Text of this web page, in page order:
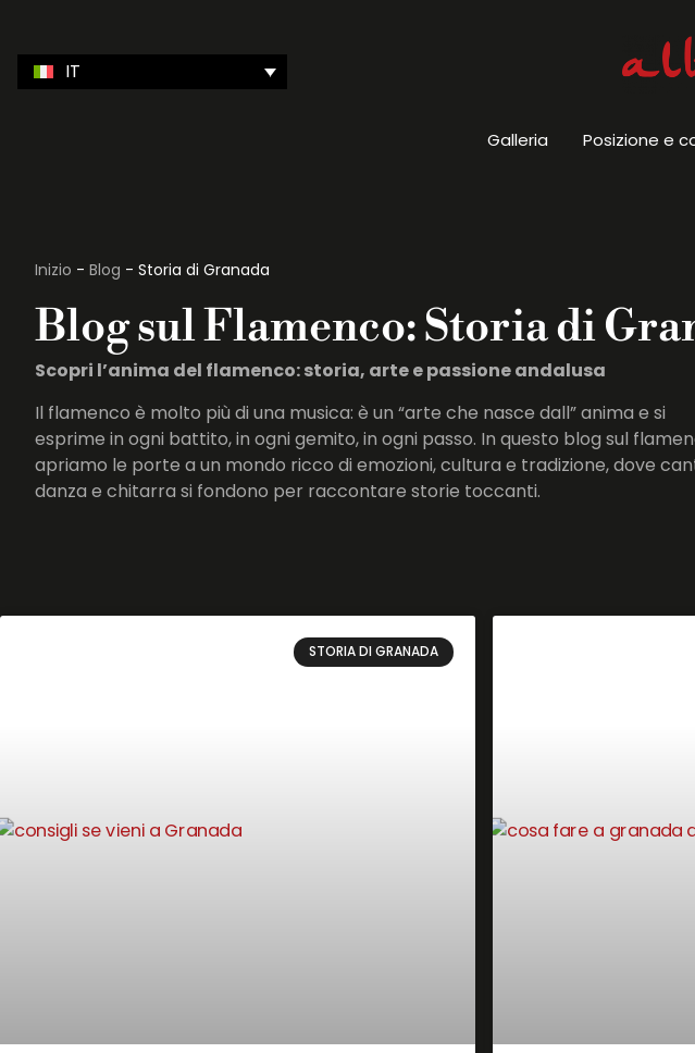
IT
Galleria Posizione e
Inizio - Blog - Storia di Granada
Blog sul Flamenco: Storia di
Scopri l’anima del flamenco: storia, arte e passione andalusa
Il flamenco è molto più di una musica: è un “arte che nasce dall” anima e si
esprime in ogni battito, in ogni gemito, in ogni passo. In questo blog sul
apriamo le porte a un mondo ricco di emozioni, cultura e tradizione, dove
danza e chitarra si fondono per raccontare storie toccanti.
STORIA DI GRANADA